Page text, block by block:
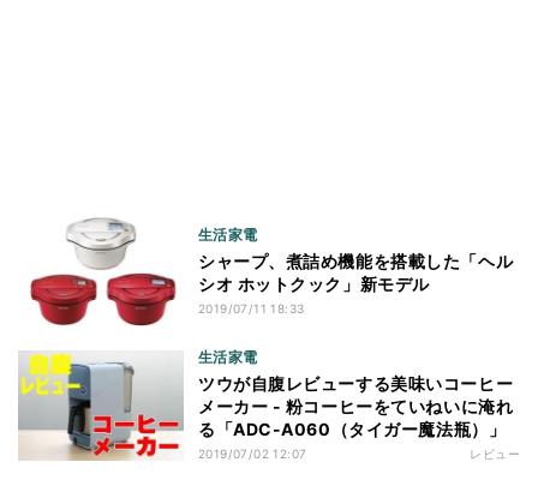
生活家電
シャープ、煮詰め機能を搭載した「ヘル
シオ ホットクック」新モデル
2019/07/11 18:33
生活家電
ツウが自腹レビューする美味いコーヒー
メーカー - 粉コーヒーをていねいに淹れ
る「ADC-A060（タイガー魔法瓶）」
2019/07/02 12:07 レビュー